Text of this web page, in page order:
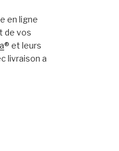
en ligne
de vos
® et leurs
livraison a